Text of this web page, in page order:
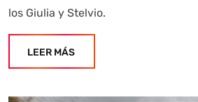
los Giulia y Stelvio.
LEER MÁS